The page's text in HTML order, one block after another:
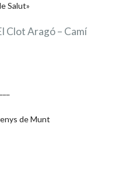
Salut»
Clot Aragó – Camí
de Munt